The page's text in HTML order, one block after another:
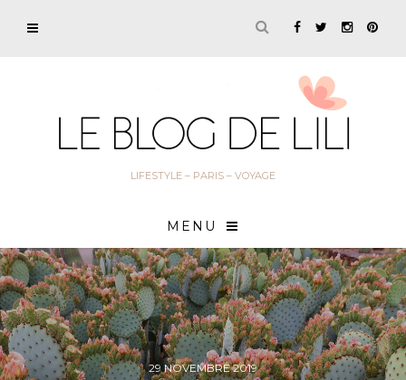
LIFESTYLE – PARIS – VOYAGE
MENU
29 NOVEMBRE 2019